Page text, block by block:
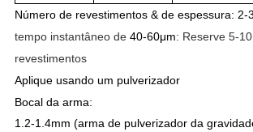
Número de revestimentos & de espessura: 2-
tempo instantâneo de 40-60μm: Reserve 5-
revestimentos
Aplique usando um pulverizador
Bocal da arma:
1.2-1.4mm (arma de pulverizador da